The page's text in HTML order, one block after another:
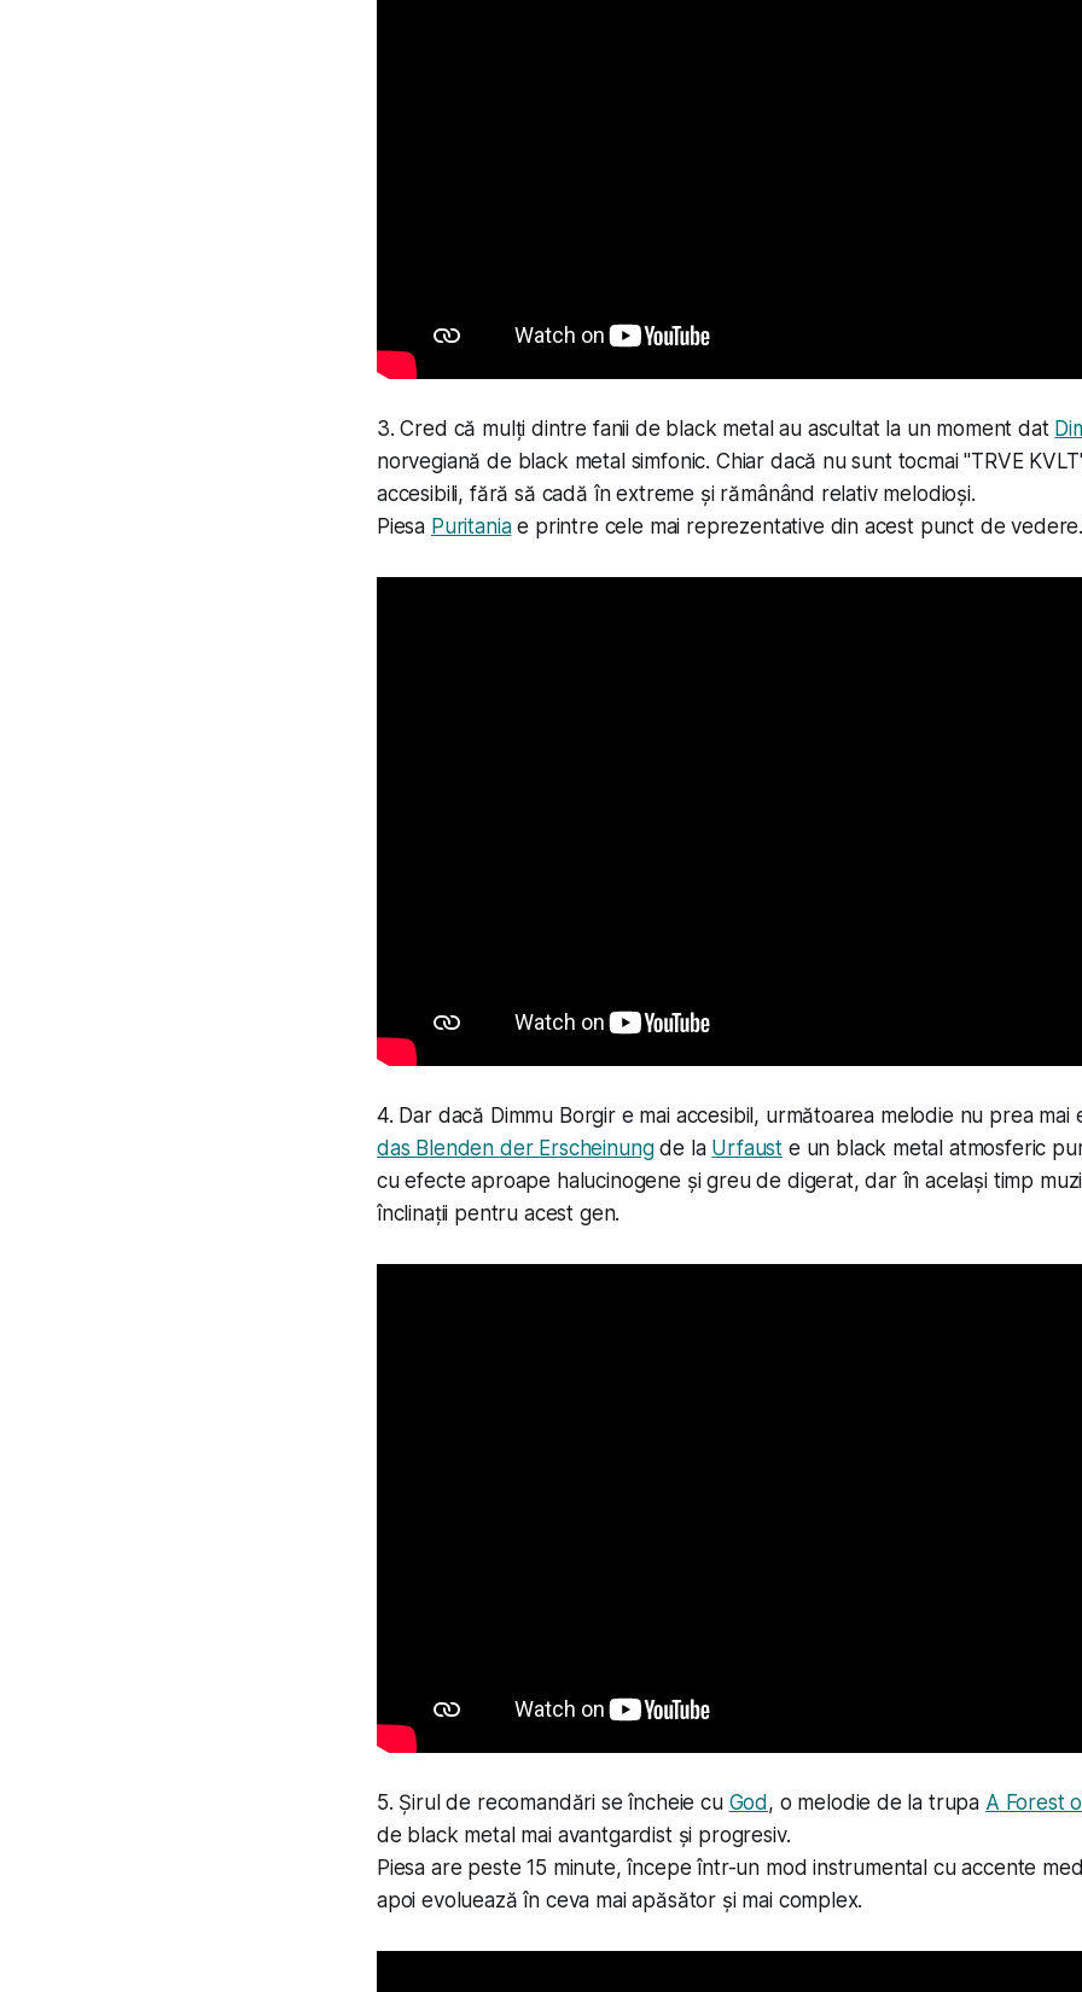
3. Cred că mulți dintre fanii de black metal au ascultat la un moment dat
norvegiană de black metal simfonic. Chiar dacă nu sunt tocmai "TRVE
accesibili, fără să cadă în extreme și rămânând relativ melodioși.
Piesa Puritaniae printre cele mai reprezentative din acest punct de vedere.
4. Dar dacă Dimmu Borgir e mai accesibil, următoarea melodie nu prea mai
das Blenden der Erscheinungde la Urfaust e un black metal atmosferic
cu efecte aproape halucinogene și greu de digerat, dar în același timp
înclinații pentru acest gen.
5. Șirul de recomandări se încheie cu God, o melodie de la trupa A Forest
de black metal mai avantgardist și progresiv.
Piesa are peste 15 minute, începe într-un mod instrumental cu accente
apoi evoluează în ceva mai apăsător și mai complex.